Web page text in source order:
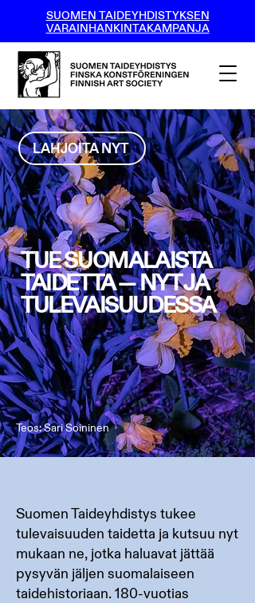
SUOMEN TAIDEYHDISTYKSEN
VARAINHANKINTAKAMPANJA
LAHJOITA NYT
TUE SUOMALAISTA
TAIDETTA — NYT JA
TULEVAISUUDESSA
Teos: Sari Soininen
Suomen Taideyhdistys tukee
tulevaisuuden taidetta ja kutsuu nyt
mukaan ne, jotka haluavat jättää
pysyvän jäljen suomalaiseen
taidehistoriaan. 180-vuotias